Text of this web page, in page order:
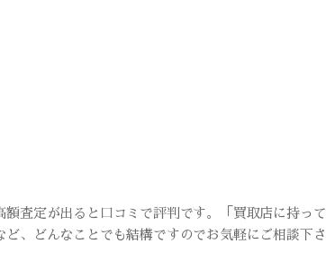
査定が出ると口コミで評判です。「買取店に持って
、どんなことでも結構ですのでお気軽にご相談下さ